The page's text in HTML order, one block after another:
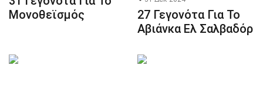
Μονοθεϊσμός
27 Γεγονότα Για Το
Αβιάνκα Ελ Σαλβαδόρ